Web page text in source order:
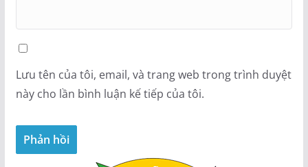
Lưu tên của tôi, email, và trang web trong trình duyệt
này cho lần bình luận kế tiếp của tôi.